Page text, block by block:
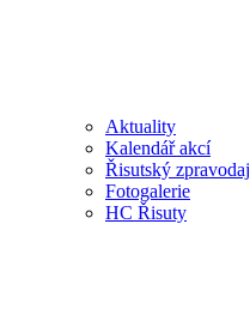
Aktuality
Kalendář akcí
Řisutský zpravodaj
Fotogalerie
HC Řisuty